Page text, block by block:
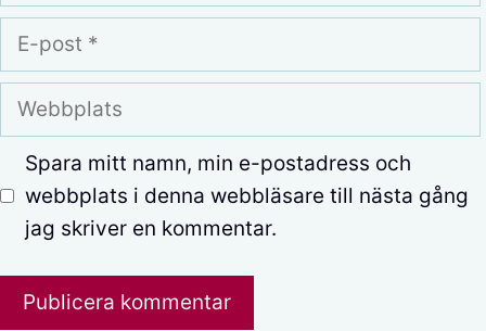
E-
post
Webbplats
Spara mitt namn, min e-postadress och
webbplats i denna webbläsare till nästa gång
jag skriver en kommentar.